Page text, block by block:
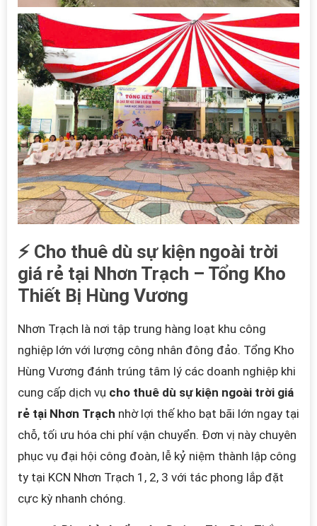
⚡ Cho thuê dù sự kiện ngoài trời
giá rẻ tại Nhơn Trạch – Tổng Kho
Thiết Bị Hùng Vương
Nhơn Trạch là nơi tập trung hàng loạt khu công
nghiệp lớn với lượng công nhân đông đảo. Tổng Kho
Hùng Vương đánh trúng tâm lý các doanh nghiệp khi
cung cấp dịch vụ cho thuê dù sự kiện ngoài trời giá
rẻ tại Nhơn Trạch nhờ lợi thế kho bạt bãi lớn ngay tại
chỗ, tối ưu hóa chi phí vận chuyển. Đơn vị này chuyên
phục vụ đại hội công đoàn, lễ kỷ niệm thành lập công
ty tại KCN Nhơn Trạch 1, 2, 3 với tác phong lắp đặt
cực kỳ nhanh chóng.